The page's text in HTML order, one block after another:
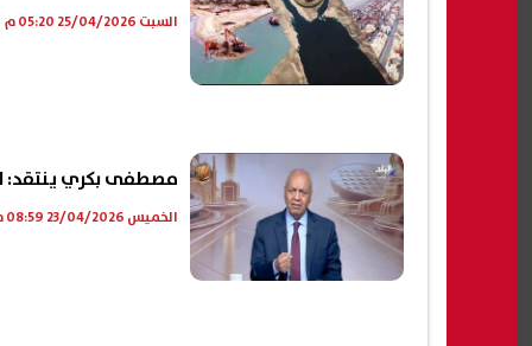
السبت 25/04/2026 05:20 م
مصطفى بكري ينتقد:
الخميس 23/04/2026 08:59 م